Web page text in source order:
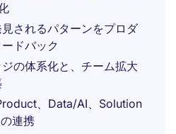
されるパターンをプロダ
ドバック
の体系化と、チーム拡大
、Data/AI、Solution
連携